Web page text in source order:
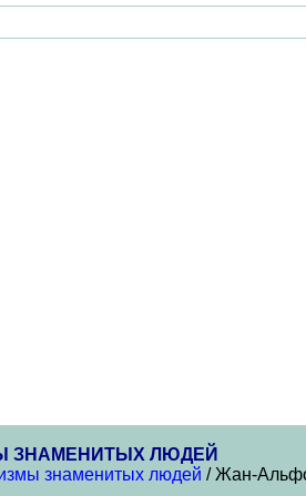
ЗНАМЕНИТЫХ ЛЮДЕЙ
знаменитых людей / Жан-